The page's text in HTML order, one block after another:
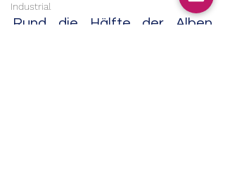
Industrial
Rund die Hälfte der Alben